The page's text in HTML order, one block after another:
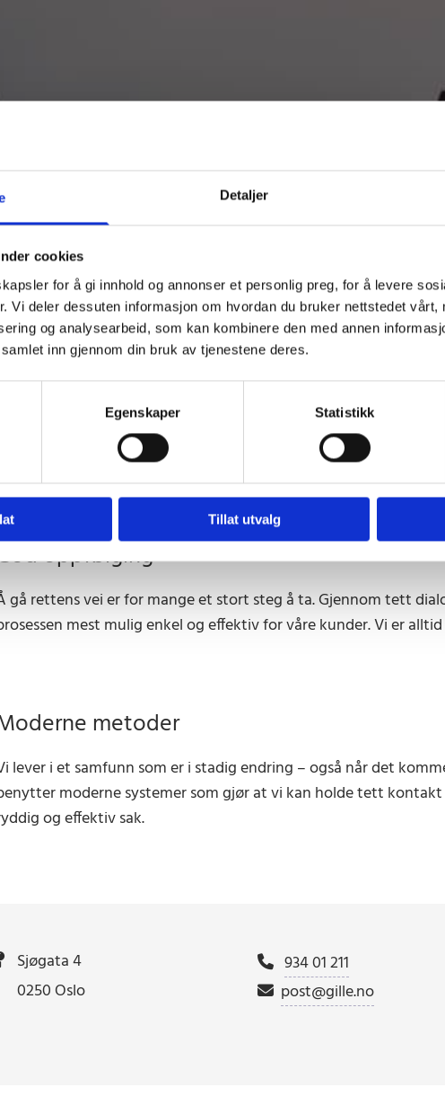
Detaljer
cookies
for å gi innhold og annonser et personlig preg, for å levere
Vi deler dessuten informasjon om hvordan du bruker nettstedet vårt,
og analysearbeid, som kan kombinere den med annen
inn gjennom din bruk av tjenestene deres.
Egenskaper Statistikk
Tillat utvalg
Juridisk bistand for bedrifter siden
av meget erfarne advokater med høy grad av
offshore og offentlige anskaffelser. Selskapet ble
forarbeid
Som med mye annet, er godt forarbeid helt avgjørende for å
innhente alt som finnes av informasjon, slik at vi er godt rustet
oppfølging
gå rettens vei er for mange et stort steg å ta. Gjennom tett
mest mulig enkel og effektiv for våre kunder. Vi er
metoder
lever i et samfunn som er i stadig endring – også når det
moderne systemer som gjør at vi kan holde tett
og effektiv sak.
Sjøgata 4
0250 Oslo
 934 01 211
 post@gille.no